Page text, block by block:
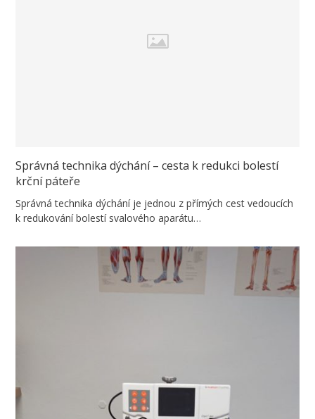
Správná technika dýchání – cesta k redukci bolestí
krční páteře
Správná technika dýchání je jednou z přímých cest vedoucích
k redukování bolestí svalového aparátu…